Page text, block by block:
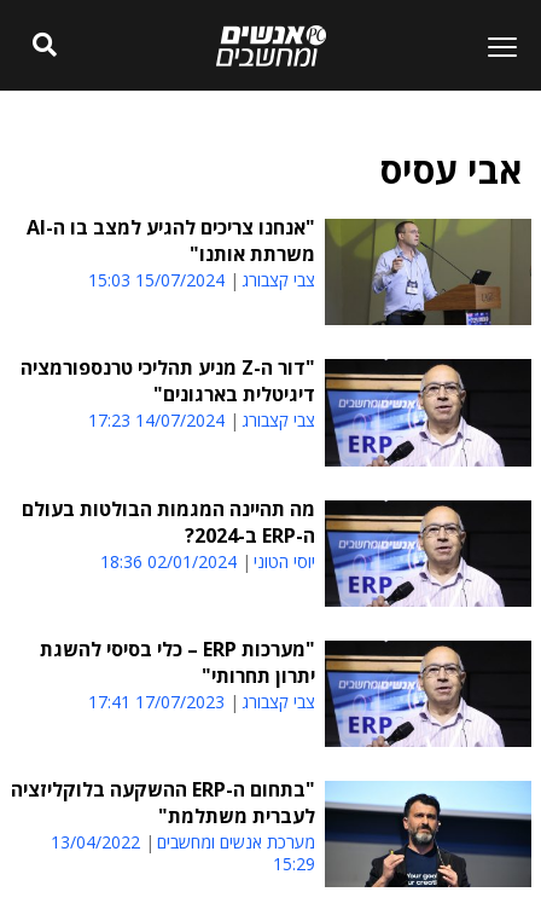
אבי עסיס
"אנחנו צריכים להגיע למצב בו ה-AI
משרתת אותנו"
צבי קצבורג 15/07/2024 15:03
"דור ה-Z מניע תהליכי טרנספורמציה
דיגיטלית בארגונים"
צבי קצבורג 14/07/2024 17:23
מה תהיינה המגמות הבולטות בעולם
ה-ERP ב-2024?
יוסי הטוני 02/01/2024 18:36
"מערכות ERP – כלי בסיסי להשגת
יתרון תחרותי"
צבי קצבורג 17/07/2023 17:41
"בתחום ה-ERP ההשקעה בלוקליזציה
לעברית משתלמת"
מערכת אנשים ומחשבים
13/04/2022
15:29